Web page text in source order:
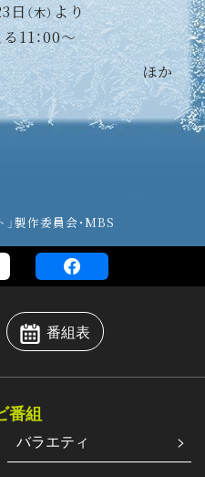
日 （木） より
11：00～
ほか
製作委員会・MBS
番組表
番組
バラエティ